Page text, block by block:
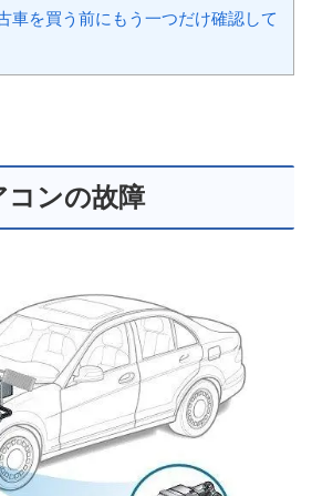
車を買う前にもう一つだけ確認して
ンの故障